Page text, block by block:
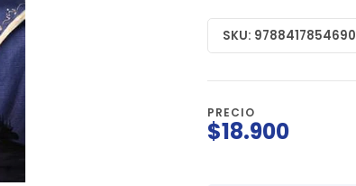
SKU: 9788417854690
PRECIO
$18.900